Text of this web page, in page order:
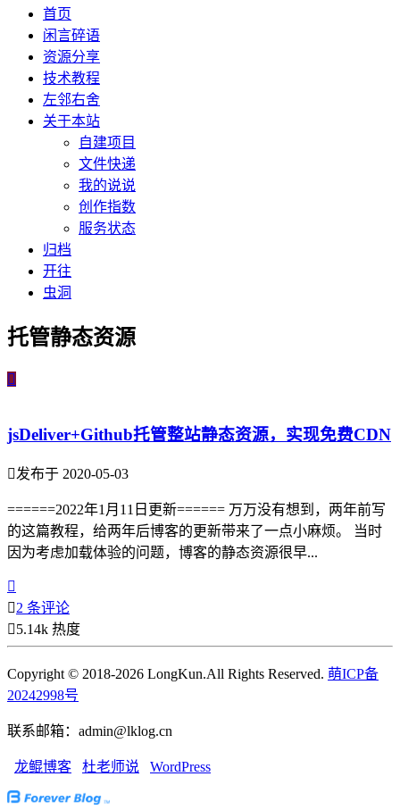
首页
闲言碎语
资源分享
技术教程
左邻右舍
关于本站
自建项目
文件快递
我的说说
创作指数
服务状态
归档
开往
虫洞
托管静态资源

jsDeliver+Github托管整站静态资源，实现免费CDN
发布于 2020-05-03
======2022年1月11日更新====== 万万没有想到，两年前写
的这篇教程，给两年后博客的更新带来了一点小麻烦。 当时
因为考虑加载体验的问题，博客的静态资源很早...

2 条评论
5.14k 热度
Copyright © 2018-2026 LongKun.All Rights Reserved. 萌ICP备
20242998号
联系邮箱：admin@lklog.cn
龙鲲博客 杜老师说 WordPress